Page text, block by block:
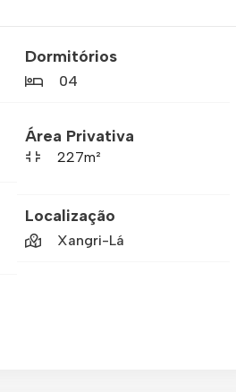
Dormitórios
04
Área Privativa
227m²
Localização
Xangri-Lá